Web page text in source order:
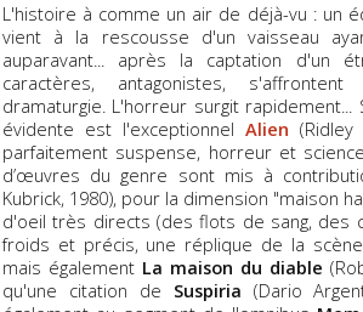
L'histoire à comme un air de déjà-vu : un
vient à la rescousse d'un vaisseau
auparavant... après la captation d'un
caractères, antagonistes,
dramaturgie. L'horreur surgit rapidement...
évidente est l'exceptionnel Alien
parfaitement suspense, horreur et
d’œuvres du genre sont mis à
Kubrick, 1980), pour la dimension "maison
d'oeil très directs (des flots de sang, des
froids et précis, une réplique de la
mais également La maison du diable
qu'une citation de Suspiria (Dario